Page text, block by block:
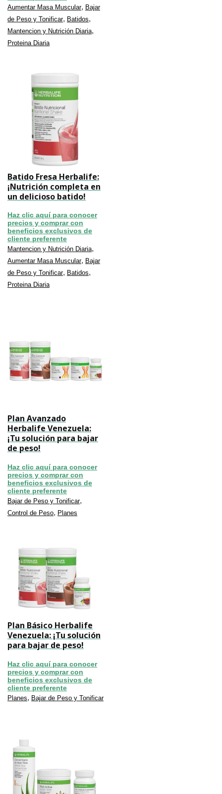
Aumentar Masa Muscular, Bajar
de Peso y Tonificar, Batidos,
Mantencion y Nutrición Diaria,
Proteina Diaria
Batido Fresa Herbalife:
¡Nutrición completa en
un delicioso batido!
Haz clic aquí para conocer
precios y comprar con
beneficios exclusivos de
cliente preferente
Mantencion y Nutrición Diaria,
Aumentar Masa Muscular, Bajar
de Peso y Tonificar, Batidos,
Proteina Diaria
Plan Avanzado
Herbalife Venezuela:
¡Tu solución para bajar
de peso!
Haz clic aquí para conocer
precios y comprar con
beneficios exclusivos de
cliente preferente
Bajar de Peso y Tonificar,
Control de Peso, Planes
Plan Básico Herbalife
Venezuela: ¡Tu solución
para bajar de peso!
Haz clic aquí para conocer
precios y comprar con
beneficios exclusivos de
cliente preferente
Planes, Bajar de Peso y Tonificar